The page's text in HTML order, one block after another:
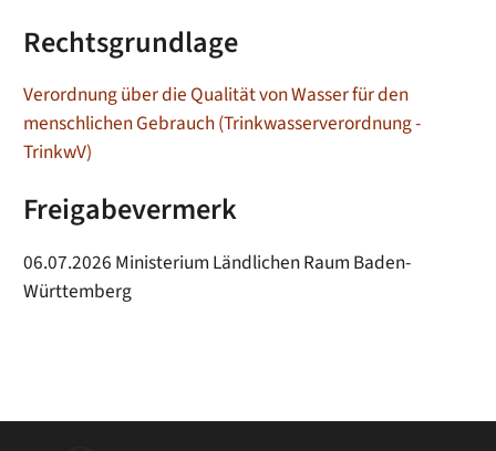
Rechtsgrundlage
Verordnung über die Qualität von Wasser für den
menschlichen Gebrauch (Trinkwasserverordnung -
TrinkwV)
Freigabevermerk
06.07.2026 Ministerium Ländlichen Raum Baden-
Württemberg